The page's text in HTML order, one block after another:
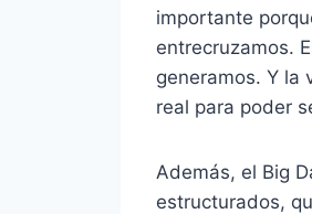
importante
entrecruzamos.
generamos. Y la
real para poder
Además, el Big
estructurados,